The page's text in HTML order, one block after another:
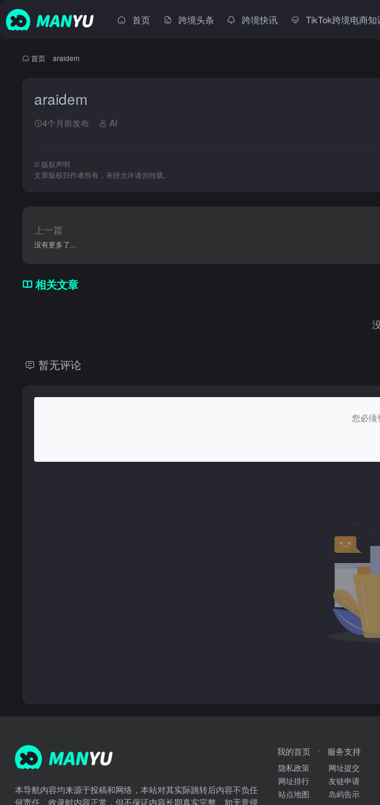
首页 跨境头条 跨境快讯 TikTok跨境电商知
首页 araidem
araidem
4个月前发布 AI
© 版权声明
文章版权归作者所有，未经允许请勿转载。
上一篇
没有更多了...
相关文章
暂无评论
您必须
本导航内容均来源于投稿和网络，本站对其实际跳转后内容不负任
何责任。收录时内容正常，但不保证内容长期真实完整。如无意侵
我的首页
隐私政策
网址排行
站点地图
服务支持
网址提交
友链申请
岛屿告示